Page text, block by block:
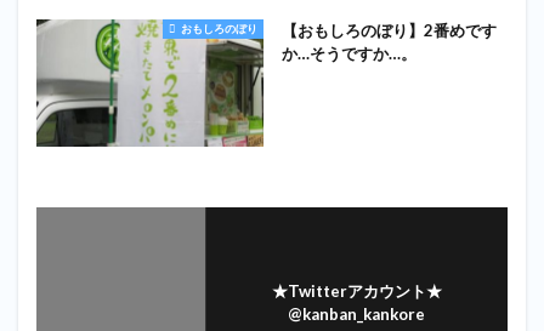
おもしろのぼり
【おもしろのぼり】2番めです
か…そうですか…。
★Twitterアカウント★
@kanban_kankore